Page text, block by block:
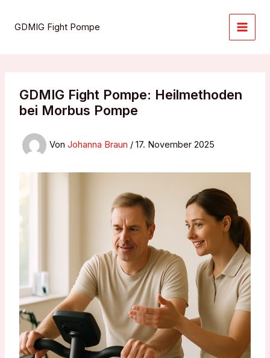
Inhalt
GDMIG Fight Pompe
GDMIG Fight Pompe: Heilmethoden
bei Morbus Pompe
Von Johanna Braun / 17. November 2025